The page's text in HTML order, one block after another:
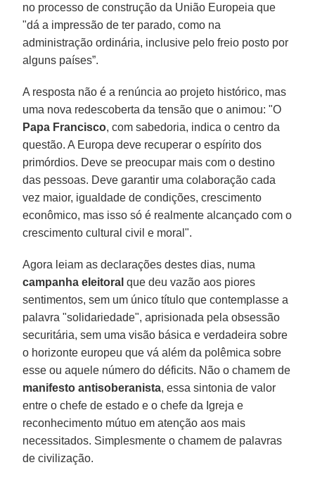
no processo de construção da União Europeia que
"dá a impressão de ter parado, como na
administração ordinária, inclusive pelo freio posto por
alguns países”.
A resposta não é a renúncia ao projeto histórico, mas
uma nova redescoberta da tensão que o animou: "O
Papa Francisco, com sabedoria, indica o centro da
questão. A Europa deve recuperar o espírito dos
primórdios. Deve se preocupar mais com o destino
das pessoas. Deve garantir uma colaboração cada
vez maior, igualdade de condições, crescimento
econômico, mas isso só é realmente alcançado com o
crescimento cultural civil e moral".
Agora leiam as declarações destes dias, numa
campanha eleitoral que deu vazão aos piores
sentimentos, sem um único título que contemplasse a
palavra "solidariedade", aprisionada pela obsessão
securitária, sem uma visão básica e verdadeira sobre
o horizonte europeu que vá além da polêmica sobre
esse ou aquele número do déficits. Não o chamem de
manifesto antisoberanista, essa sintonia de valor
entre o chefe de estado e o chefe da Igreja e
reconhecimento mútuo em atenção aos mais
necessitados. Simplesmente o chamem de palavras
de civilização.